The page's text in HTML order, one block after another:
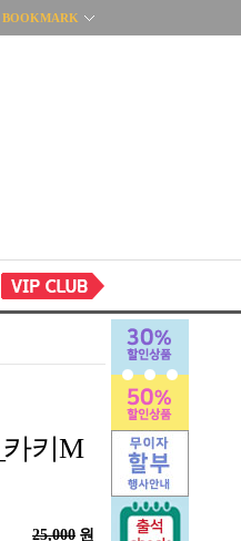
BOOKMARK
카키M
25,000 원